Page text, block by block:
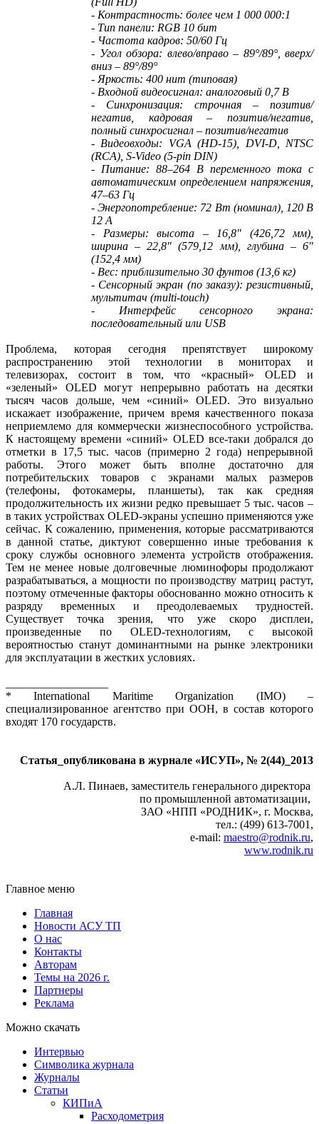
- Контрастность: более чем 1 000 000:1
- Тип панели: RGB 10 бит
- Частота кадров: 50/60 Гц
- Угол обзора: влево/вправо – 89°/89°, вверх/
вниз – 89°/89°
- Яркость: 400 нит (типовая)
- Входной видеосигнал: аналоговый 0,7 В
- Синхронизация: строчная – позитив/
негатив, кадровая – позитив/негатив,
полный синхросигнал – позитив/негатив
- Видеовходы: VGA (HD-15), DVI-D, NTSC
(RCA), S-Video (5-pin DIN)
- Питание: 88–264 В переменного тока с
автоматическим определением напряжения,
47–63 Гц
- Энергопотребление: 72 Вт (номинал), 120 В
12 А
- Размеры: высота – 16,8″ (426,72 мм),
ширина – 22,8″ (579,12 мм), глубина – 6″
(152,4 мм)
- Вес: приблизительно 30 фунтов (13,6 кг)
- Сенсорный экран (по заказу): резистивный,
мультитач (multi-touch)
- Интерфейс сенсорного экрана:
последовательный или USB
Проблема, которая сегодня препятствует широкому
распространению этой технологии в мониторах и
телевизорах, состоит в том, что «красный» OLED и
«зеленый» OLED могут непрерывно работать на десятки
тысяч часов дольше, чем «синий» OLED. Это визуально
искажает изображение, причем время качественного показа
неприемлемо для коммерчески жизнеспособного устройства.
К настоящему времени «синий» OLED все-таки добрался до
отметки в 17,5 тыс. часов (примерно 2 года) непрерывной
работы. Этого может быть вполне достаточно для
потребительских товаров с экранами малых размеров
(телефоны, фотокамеры, планшеты), так как средняя
продолжительность их жизни редко превышает 5 тыс. часов –
в таких устройствах OLED-экраны успешно применяются уже
сейчас. К сожалению, применения, которые рассматриваются
в данной статье, диктуют совершенно иные требования к
сроку службы основного элемента устройств ото­бражения.
Тем не менее новые долговечные люминофоры продолжают
разрабатываться, а мощности по производству матриц растут,
поэтому отмеченные факторы обоснованно можно относить к
разряду временных и преодолеваемых трудностей.
Существует точка зрения, что уже скоро дисплеи,
произведенные по OLED-технологиям, с высокой
вероятностью станут доминантными на рынке электроники
для эксплуатации в жестких условиях.
* International Maritime Organization (IMO) –
специализированное агентство при ООН, в состав которого
входят 170 государств.
Статья_опубликована в журнале «ИСУП», № 2(44)_2013
А.Л. Пинаев, заместитель генерального директора
по промышленной автоматизации,
ЗАО «НПП «РОДНИК», г. Москва,
тел.: (499) 613-7001,
e-mail: maestro@rodnik.ru,
www.rodnik.ru
Главное меню
Главная
Новости АСУ ТП
О нас
Контакты
Авторам
Темы на 2026 г.
Партнеры
Реклама
Можно скачать
Интервью
Символика журнала
Журналы
Статьи
КИПиА
Расходометрия